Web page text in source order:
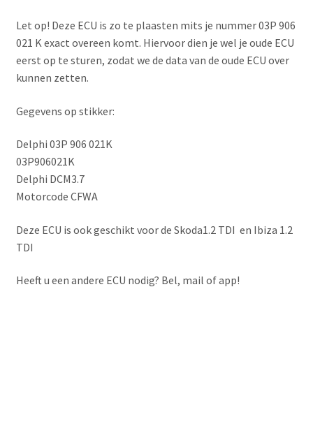
Let op! Deze ECU is zo te plaasten mits je nummer 03P 906
021 K exact overeen komt. Hiervoor dien je wel je oude ECU
eerst op te sturen, zodat we de data van de oude ECU over
kunnen zetten.
Gegevens op stikker:
Delphi 03P 906 021K
03P906021K
Delphi DCM3.7
Motorcode CFWA
Deze ECU is ook geschikt voor de Skoda1.2 TDI en Ibiza 1.2
TDI
Heeft u een andere ECU nodig? Bel, mail of app!